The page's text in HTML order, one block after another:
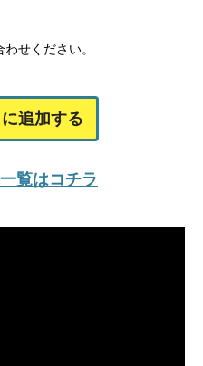
せください。
追加する
覧はコチラ